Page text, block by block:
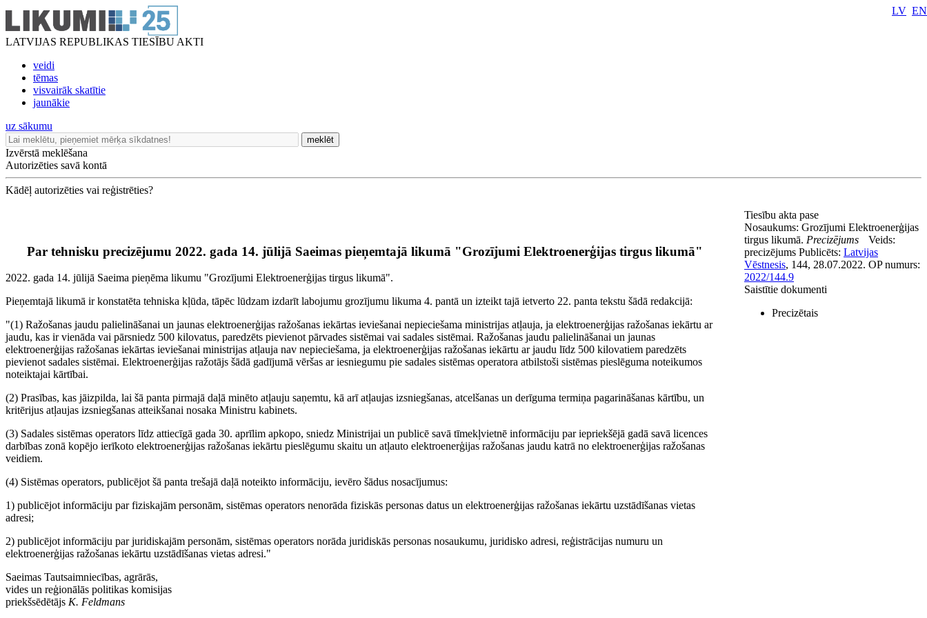
LATVIJAS REPUBLIKAS TIESĪBU AKTI
veidi
tēmas
visvairāk skatītie
jaunākie
LV EN
uz sākumu
meklēt
Izvērstā meklēšana
Autorizēties savā kontā
Kādēļ autorizēties vai reģistrēties?
Par tehnisku precizējumu 2022. gada 14. jūlijā Saeimas pieņemtajā likumā "Grozījumi Elektroenerģijas tirgus likumā"
2022. gada 14. jūlijā Saeima pieņēma likumu "Grozījumi Elektroenerģijas tirgus likumā".
Pieņemtajā likumā ir konstatēta tehniska kļūda, tāpēc lūdzam izdarīt labojumu grozījumu likuma 4. pantā un izteikt tajā ietverto 22. panta tekstu šādā redakcijā:
"(1) Ražošanas jaudu palielināšanai un jaunas elektroenerģijas ražošanas iekārtas ieviešanai nepieciešama ministrijas atļauja, ja elektroenerģijas ražošanas iekārtu ar
jaudu, kas ir vienāda vai pārsniedz 500 kilovatus, paredzēts pievienot pārvades sistēmai vai sadales sistēmai. Ražošanas jaudu palielināšanai un jaunas
elektroenerģijas ražošanas iekārtas ieviešanai ministrijas atļauja nav nepieciešama, ja elektroenerģijas ražošanas iekārtu ar jaudu līdz 500 kilovatiem paredzēts
pievienot sadales sistēmai. Elektroenerģijas ražotājs šādā gadījumā vēršas ar iesniegumu pie sadales sistēmas operatora atbilstoši sistēmas pieslēguma noteikumos
noteiktajai kārtībai.
(2) Prasības, kas jāizpilda, lai šā panta pirmajā daļā minēto atļauju saņemtu, kā arī atļaujas izsniegšanas, atcelšanas un derīguma termiņa pagarināšanas kārtību, un
kritērijus atļaujas izsniegšanas atteikšanai nosaka Ministru kabinets.
(3) Sadales sistēmas operators līdz attiecīgā gada 30. aprīlim apkopo, sniedz Ministrijai un publicē savā tīmekļvietnē informāciju par iepriekšējā gadā savā licences
darbības zonā kopējo ierīkoto elektroenerģijas ražošanas iekārtu pieslēgumu skaitu un atļauto elektroenerģijas ražošanas jaudu katrā no elektroenerģijas ražošanas
veidiem.
(4) Sistēmas operators, publicējot šā panta trešajā daļā noteikto informāciju, ievēro šādus nosacījumus:
1) publicējot informāciju par fiziskajām personām, sistēmas operators nenorāda fiziskās personas datus un elektroenerģijas ražošanas iekārtu uzstādīšanas vietas
adresi;
2) publicējot informāciju par juridiskajām personām, sistēmas operators norāda juridiskās personas nosaukumu, juridisko adresi, reģistrācijas numuru un
elektroenerģijas ražošanas iekārtu uzstādīšanas vietas adresi."
Saeimas Tautsaimniecības, agrārās,
vides un reģionālās politikas komisijas
priekšsēdētājs K. Feldmans
Tiesību akta pase
Nosaukums: Grozījumi Elektroenerģijas
tirgus likumā. Precizējums
Veids:
precizējums Publicēts: Latvijas
Vēstnesis, 144, 28.07.2022. OP numurs:
2022/144.9
Saistītie dokumenti
Precizētais